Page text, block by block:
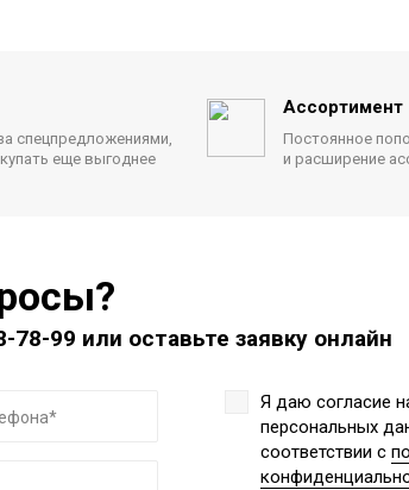
спецпредложениями,
еще выгоднее
Ассортимент
Постоянное
и расширение
78-99 или оставьте заявку онлайн
Я даю согласие
персональных
соответствии с